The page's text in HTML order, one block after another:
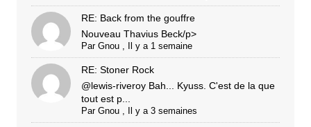
RE: Back from the gouffre
Nouveau Thavius Beck/p>
Par Gnou, Il y a 1 semaine
RE: Stoner Rock
@lewis-riveroy Bah... Kyuss. C'est de la que
tout est p...
Par Gnou, Il y a 3 semaines